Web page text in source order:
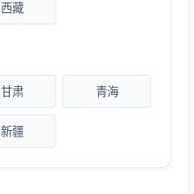
西藏
甘肃 青海
新疆